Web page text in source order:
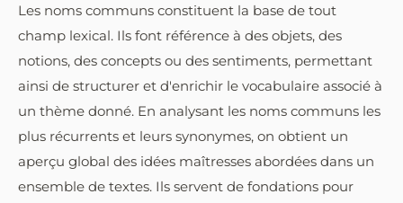
Les noms communs constituent la base de tout
champ lexical. Ils font référence à des objets, des
notions, des concepts ou des sentiments, permettant
ainsi de structurer et d'enrichir le vocabulaire associé à
un thème donné. En analysant les noms communs les
plus récurrents et leurs synonymes, on obtient un
aperçu global des idées maîtresses abordées dans un
ensemble de textes. Ils servent de fondations pour